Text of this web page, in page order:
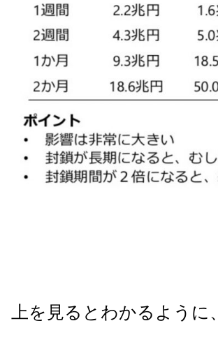
上を見るとわかるように、